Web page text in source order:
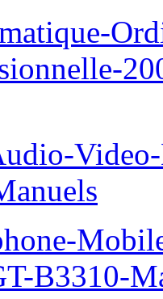
B3310-